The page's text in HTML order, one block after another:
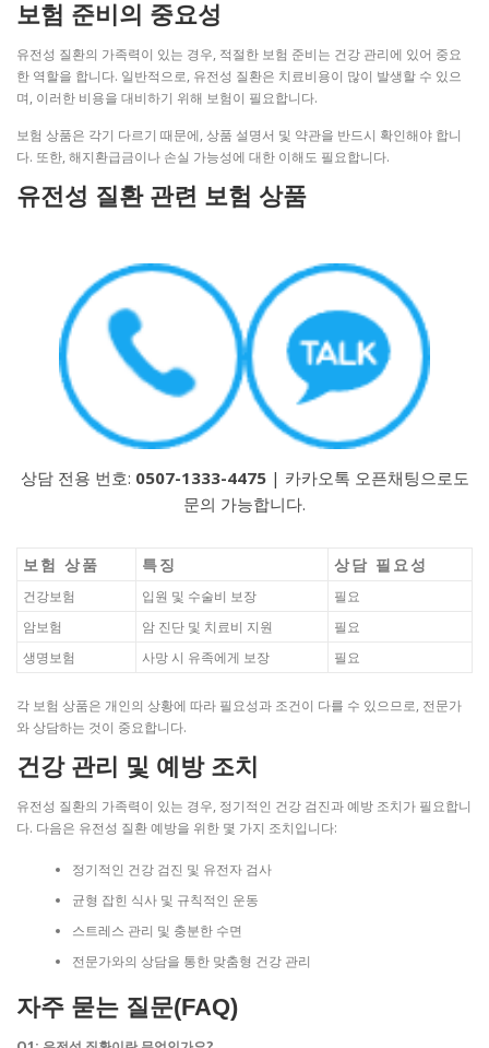
보험 준비의 중요성
유전성 질환의 가족력이 있는 경우, 적절한 보험 준비는 건강 관리에 있어 중요
한 역할을 합니다. 일반적으로, 유전성 질환은 치료비용이 많이 발생할 수 있으
며, 이러한 비용을 대비하기 위해 보험이 필요합니다.
보험 상품은 각기 다르기 때문에, 상품 설명서 및 약관을 반드시 확인해야 합니
다. 또한, 해지환급금이나 손실 가능성에 대한 이해도 필요합니다.
유전성 질환 관련 보험 상품
상담 전용 번호: 0507-1333-4475| 카카오톡 오픈채팅으로도
문의 가능합니다.
보험 상품 특징 상담 필요성
건강보험 입원 및 수술비 보장
필요
암보험
암 진단 및 치료비 지원
필요
생명보험
사망 시 유족에게 보장 필요
각 보험 상품은 개인의 상황에 따라 필요성과 조건이 다를 수 있으므로, 전문가
와 상담하는 것이 중요합니다.
건강 관리 및 예방 조치
유전성 질환의 가족력이 있는 경우, 정기적인 건강 검진과 예방 조치가 필요합니
다. 다음은 유전성 질환 예방을 위한 몇 가지 조치입니다:
정기적인 건강 검진 및 유전자 검사
균형 잡힌 식사 및 규칙적인 운동
스트레스 관리 및 충분한 수면
전문가와의 상담을 통한 맞춤형 건강 관리
자주 묻는 질문(FAQ)